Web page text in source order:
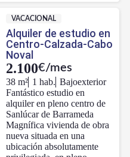
VACACIONAL
Alquiler de estudio en
Centro-Calzada-Cabo
Noval
2.100€/mes
38 m² 1 hab. Bajoexterior
Fantástico estudio en
alquiler en pleno centro de
Sanlúcar de Barrameda
Magnífica vivienda de obra
nueva situada en una
ubicación absolutamente